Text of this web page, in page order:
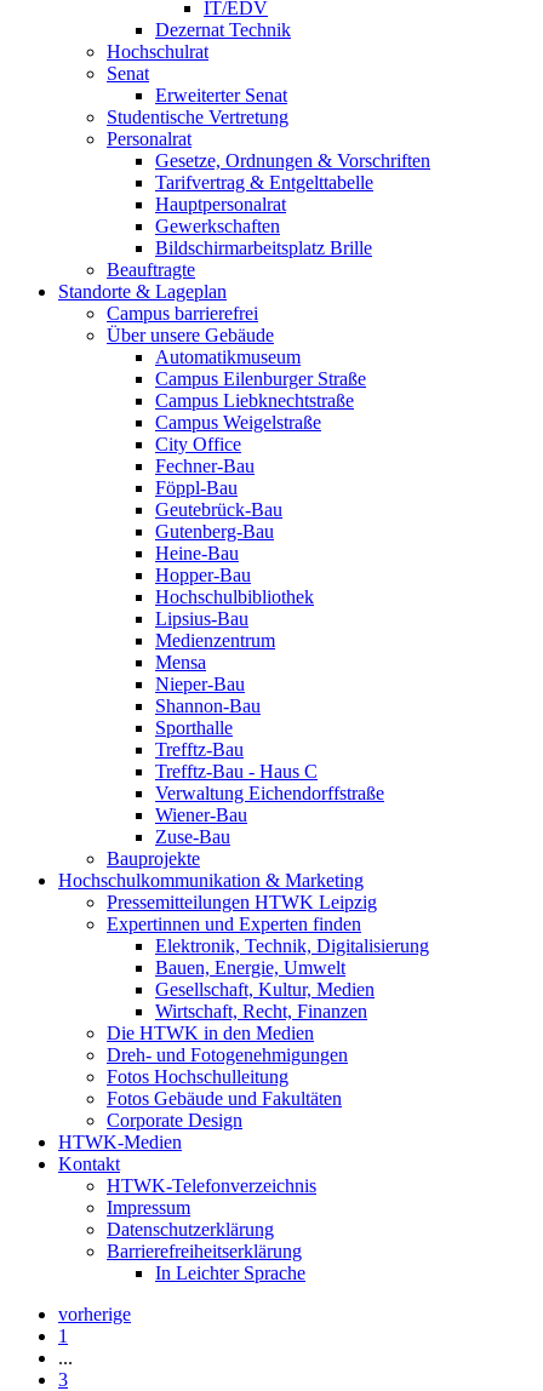
IT/EDV
Dezernat Technik
Hochschulrat
Senat
Erweiterter Senat
Studentische Vertretung
Personalrat
Gesetze, Ordnungen & Vorschriften
Tarifvertrag & Entgelttabelle
Hauptpersonalrat
Gewerkschaften
Bildschirmarbeitsplatz Brille
Beauftragte
Standorte & Lageplan
Campus barrierefrei
Über unsere Gebäude
Automatikmuseum
Campus Eilenburger Straße
Campus Liebknechtstraße
Campus Weigelstraße
City Office
Fechner-Bau
Föppl-Bau
Geutebrück-Bau
Gutenberg-Bau
Heine-Bau
Hopper-Bau
Hochschulbibliothek
Lipsius-Bau
Medienzentrum
Mensa
Nieper-Bau
Shannon-Bau
Sporthalle
Trefftz-Bau
Trefftz-Bau - Haus C
Verwaltung Eichendorffstraße
Wiener-Bau
Zuse-Bau
Bauprojekte
Hochschulkommunikation & Marketing
Pressemitteilungen HTWK Leipzig
Expertinnen und Experten finden
Elektronik, Technik, Digitalisierung
Bauen, Energie, Umwelt
Gesellschaft, Kultur, Medien
Wirtschaft, Recht, Finanzen
Die HTWK in den Medien
Dreh- und Fotogenehmigungen
Fotos Hochschulleitung
Fotos Gebäude und Fakultäten
Corporate Design
HTWK-Medien
Kontakt
HTWK-Telefonverzeichnis
Impressum
Datenschutzerklärung
Barrierefreiheitserklärung
In Leichter Sprache
vorherige
1
...
3